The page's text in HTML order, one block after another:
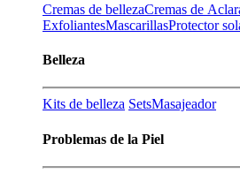
Cremas de bellezaCremas de
ExfoliantesMascarillasProtector
Belleza
Kits de belleza SetsMasajeador
Problemas de la Piel